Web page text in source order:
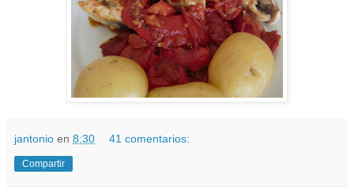
jantonio en 8:30 41 comentarios:
Compartir